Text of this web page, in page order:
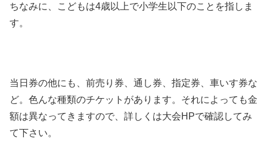
ちなみに、こどもは4歳以上で小学生以下のことを指しま
す。
当日券の他にも、前売り券、通し券、指定券、車いす券な
ど。色んな種類のチケットがあります。それによっても金
額は異なってきますので、詳しくは大会HPで確認してみ
て下さい。